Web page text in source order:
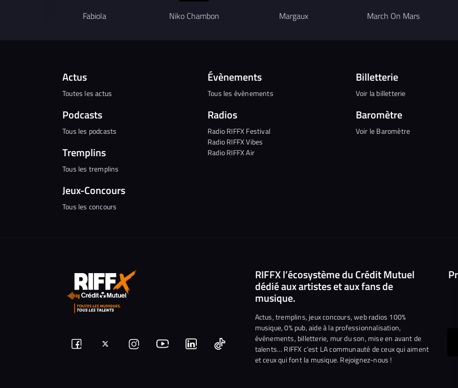
Fabiola Niko Chambon Margaux March On Mars
Actus
Toutes les actus
Podcasts
Tous les podcasts
Tremplins
Tous les tremplins
Jeux-Concours
Tous les concours
Évènements
Tous les évènements
Radios
Radio RIFFX Festival
Radio RIFFX Vibes
Radio RIFFX Air
Billetterie
Voir la billetterie
Baromètre
Voir le Baromètre
Suivez-Suivez-Nous
NousNous Nous
RIFFX l’écosystème du Crédit Mutuel
dédié aux artistes et aux fans de
musique.
Actus, tremplins, jeux concours, web radios 100%
musique, 0% pub, aide à la professionnalisation,
événements, billetterie, mur du son, mise en avant de
talents… RIFFX c’est LA communauté de ceux qui aiment
et ceux qui font la musique. Rejoignez-nous !